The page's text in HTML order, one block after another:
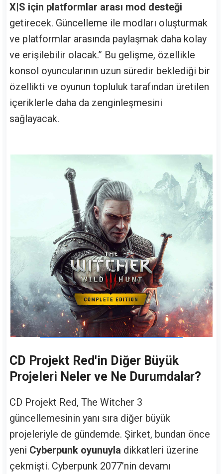
X|S için platformlar arası mod desteği
getirecek. Güncelleme ile modları oluşturmak
ve platformlar arasında paylaşmak daha kolay
ve erişilebilir olacak.” Bu gelişme, özellikle
konsol oyuncularının uzun süredir beklediği bir
özellikti ve oyunun topluluk tarafından üretilen
içeriklerle daha da zenginleşmesini
sağlayacak.
CD Projekt Red'in Diğer Büyük
Projeleri Neler ve Ne Durumdalar?
CD Projekt Red, The Witcher 3
güncellemesinin yanı sıra diğer büyük
projeleriyle de gündemde. Şirket, bundan önce
yeni Cyberpunk oyunuyla dikkatleri üzerine
çekmişti. Cyberpunk 2077’nin devamı